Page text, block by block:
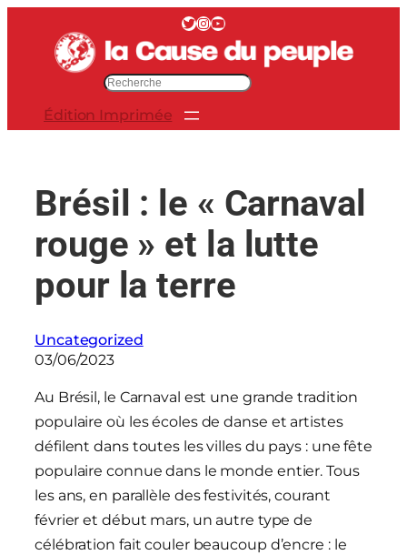
contenu
Twitter InstagramYouTube
e
r
Édition Imprimée
Brésil : le « Carnaval
rouge » et la lutte
pour la terre
Uncategorized
03/06/2023
Au Brésil, le Carnaval est une grande tradition
populaire où les écoles de danse et artistes
défilent dans toutes les villes du pays : une fête
populaire connue dans le monde entier. Tous
les ans, en parallèle des festivités, courant
février et début mars, un autre type de
célébration fait couler beaucoup d’encre : le